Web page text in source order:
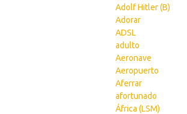
Adolf Hitler (B)
Adorar
ADSL
adulto
Aeronave
Aeropuerto
Aferrar
afortunado
África (LSM)